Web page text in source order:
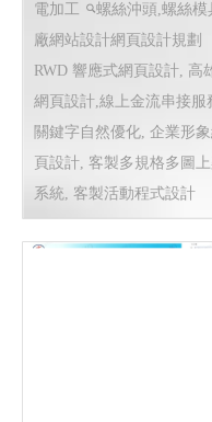
電加工
螺絲沖頭,螺絲模
廠網站設計網頁設計規劃
RWD 響應式網頁設計, 高
網頁設計,線上金流串接服
關鍵字自然優化, 企業形象
頁設計, 客製多規格多圖
系統, 客製活動程式設計